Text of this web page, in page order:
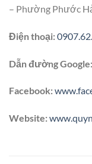
– Phường Phước
Điện thoại:
Dẫn đường Google:
Facebook:
Website: